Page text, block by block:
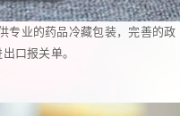
专业的药品冷藏包装，完善的政
口报关单。